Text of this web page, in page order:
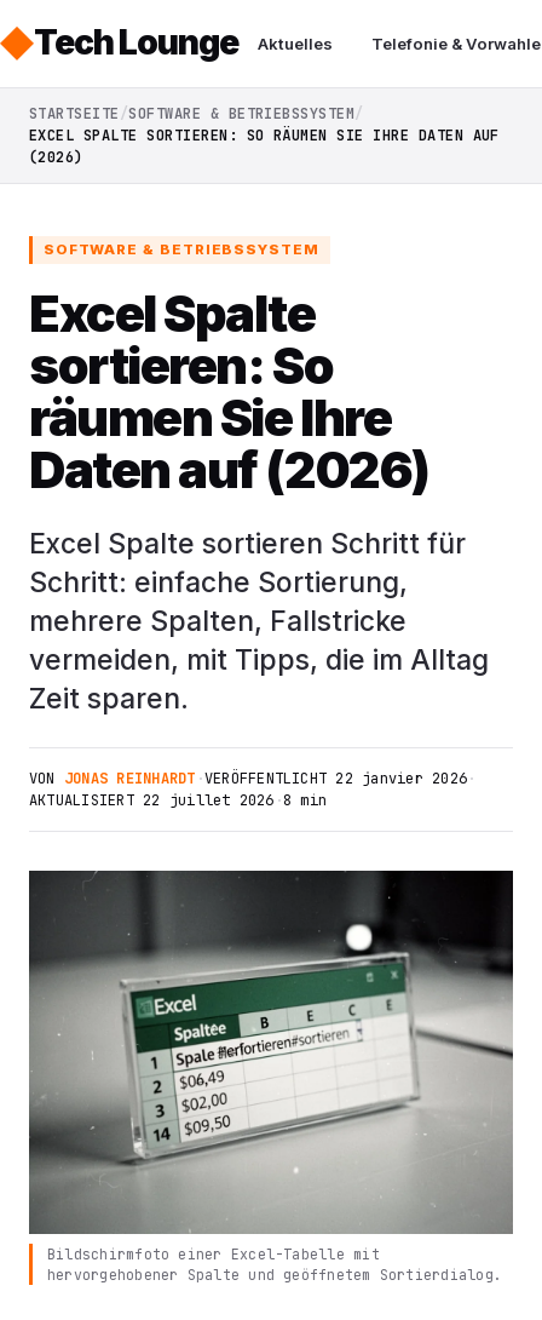
Tech Lounge Aktuelles Telefonie &
STARTSEITE SOFTWARE & BETRIEBSSYSTEM
EXCEL SPALTE SORTIEREN: SO RÄUMEN SIE IHRE DATEN AUF
(2026)
SOFTWARE & BETRIEBSSYSTEM
Excel Spalte
sortieren: So
räumen Sie Ihre
Daten auf (2026)
Excel Spalte sortieren Schritt für
Schritt: einfache Sortierung,
mehrere Spalten, Fallstricke
vermeiden, mit Tipps, die im Alltag
Zeit sparen.
VON JONAS REINHARDT ·VERÖFFENTLICHT 22 janvier 2026·
AKTUALISIERT 22 juillet 2026 ·8 min
Bildschirmfoto einer Excel-Tabelle mit
hervorgehobener Spalte und geöffnetem Sortierdialog.